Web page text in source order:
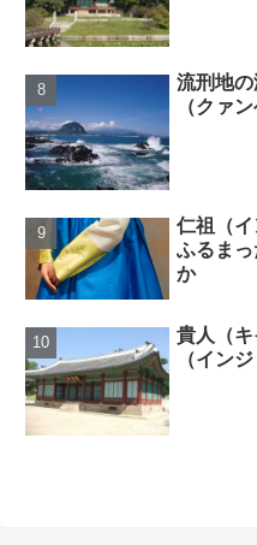
流刑地
（クァ
仁祖（
ふるま
か
貴人（
（イン